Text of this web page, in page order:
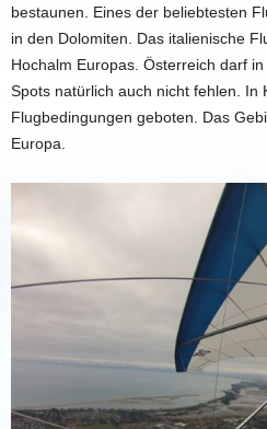
bestaunen. Eines der beliebtesten
in den Dolomiten. Das italienische
Hochalm Europas. Österreich darf
Spots natürlich auch nicht fehlen. In
Flugbedingungen geboten. Das
Europa.